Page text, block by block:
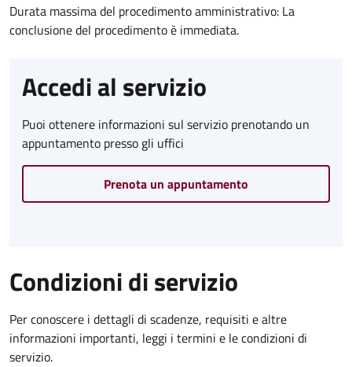
Durata massima del procedimento amministrativo: La
conclusione del procedimento è immediata.
Accedi al servizio
Puoi ottenere informazioni sul servizio prenotando un
appuntamento presso gli uffici
Prenota un appuntamento
Condizioni di servizio
Per conoscere i dettagli di scadenze, requisiti e altre
informazioni importanti, leggi i termini e le condizioni di
servizio.